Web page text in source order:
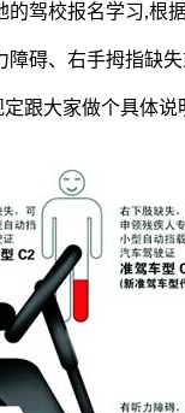
的驾校报名学习,根
碍、右手拇指缺
跟大家做个具体说